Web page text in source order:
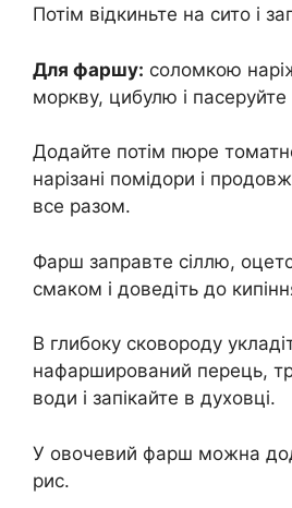
Потім відкиньте на сито і
Для фаршу: соломкою
моркву, цибулю і пасеруйте
Додайте потім пюре
нарізані помідори і
все разом.
Фарш заправте сіллю,
смаком і доведіть до
В глибоку сковороду
нафарширований перець,
води і запікайте в духовці.
У овочевий фарш можна
рис.